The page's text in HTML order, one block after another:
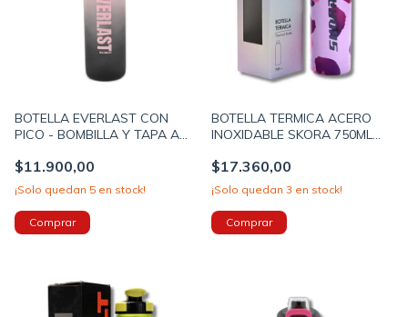
BOTELLA EVERLAST CON
PICO - BOMBILLA Y TAPA A
NEGRO - ROSA (30417A)
$11.900,00
¡Solo quedan 5 en stock!
BOTELLA TERMICA ACERO
INOXIDABLE SKORA 750ML
(40593A)
$17.360,00
¡Solo quedan 3 en stock!